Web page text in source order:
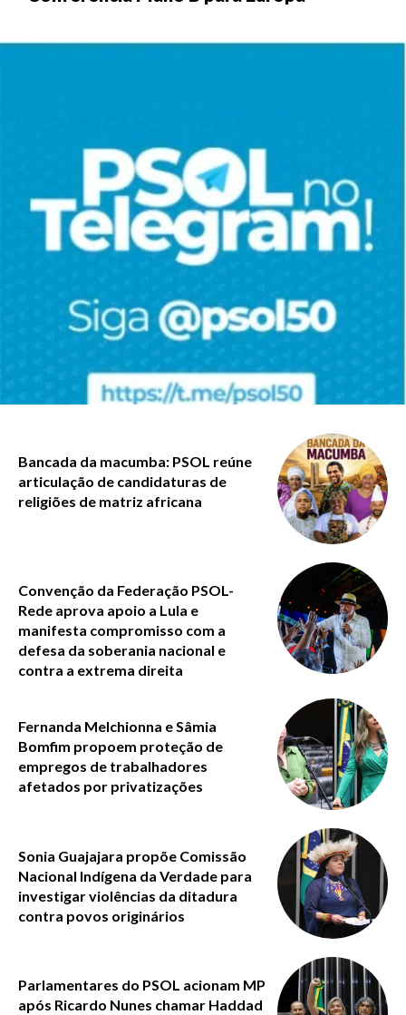
Bancada da macumba: PSOL reúne
articulação de candidaturas de
religiões de matriz africana
Convenção da Federação PSOL-
Rede aprova apoio a Lula e
manifesta compromisso com a
defesa da soberania nacional e
contra a extrema direita
Fernanda Melchionna e Sâmia
Bomfim propoem proteção de
empregos de trabalhadores
afetados por privatizações
Sonia Guajajara propõe Comissão
Nacional Indígena da Verdade para
investigar violências da ditadura
contra povos originários
Parlamentares do PSOL acionam MP
após Ricardo Nunes chamar Haddad